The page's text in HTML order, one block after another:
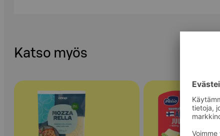
Katso myös